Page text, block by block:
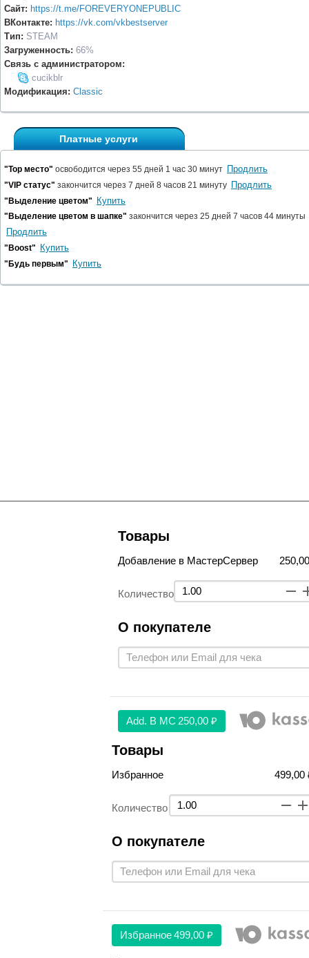
Сайт: https://t.me/FOREVERYONEPUBLIC
ВКонтакте: https://vk.com/vkbestserver
Тип: STEAM
Загруженность: 66%
Связь с администратором:
cucikblr
Модификация: Classic
Платные услуги
"Top место" освободится через 55 дней 1 час 30 минут Продлить
"VIP статус" закончится через 7 дней 8 часов 21 минуту Продлить
"Выделение цветом" Купить
"Выделение цветом в шапке" закончится через 25 дней 7 часов 44 минуты
Продлить
"Boost" Купить
"Будь первым" Купить
Товары
Добавление в МастерСервер
Количество
О покупателе
Аdd. В МС 250,00 ₽
Товары
Избранное 499,00
Количество
О покупателе
Избранное 499,00 ₽